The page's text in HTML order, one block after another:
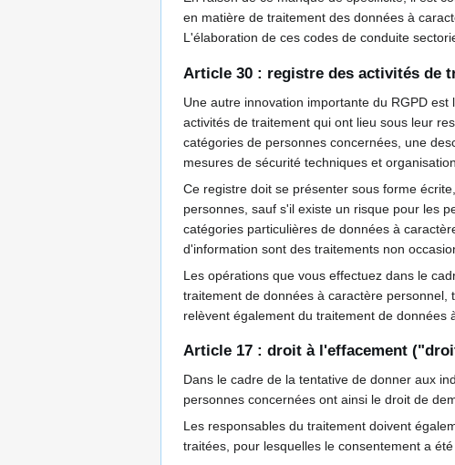
en matière de traitement des données à
L'élaboration de ces codes de conduite
Article 30 : registre des activités de
Une autre innovation importante du RGPD
activités de traitement qui ont lieu sous leur
catégories de personnes concernées, une
mesures de sécurité techniques et
Ce registre doit se présenter sous forme
personnes, sauf s'il existe un risque pour les
catégories particulières de données à
d'information sont des traitements non
Les opérations que vous effectuez dans le
traitement de données à caractère
relèvent également du traitement de données
Article 17 : droit à l'effacement
Dans le cadre de la tentative de donner aux
personnes concernées ont ainsi le droit de
Les responsables du traitement doivent
traitées, pour lesquelles le consentement a